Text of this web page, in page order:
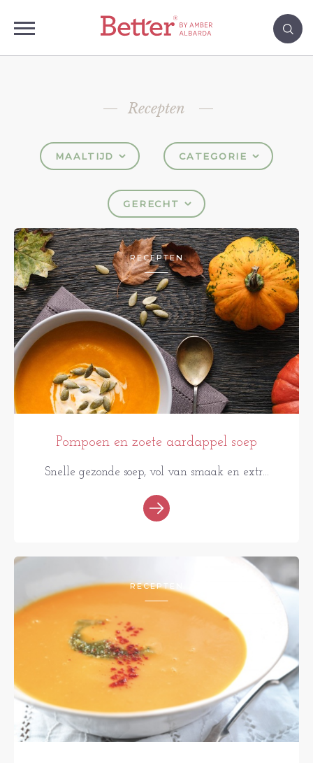
Recepten
MAALTIJD CATEGORIE
GERECHT
RECEPTEN
Pompoen en zoete aardappel soep
Snelle gezonde soep, vol van smaak en extr...
RECEPTEN